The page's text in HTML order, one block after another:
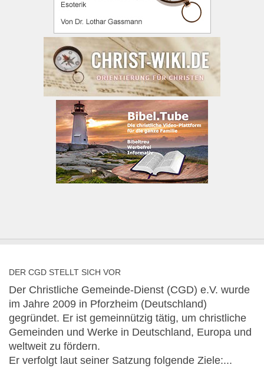
DER CGD STELLT SICH VOR
Der Christliche Gemeinde-Dienst (CGD) e.V. wurde
im Jahre 2009 in Pforzheim (Deutschland)
gegründet. Er ist gemeinnützig tätig, um christliche
Gemeinden und Werke in Deutschland, Europa und
weltweit zu fördern.
Er verfolgt laut seiner Satzung folgende Ziele:...